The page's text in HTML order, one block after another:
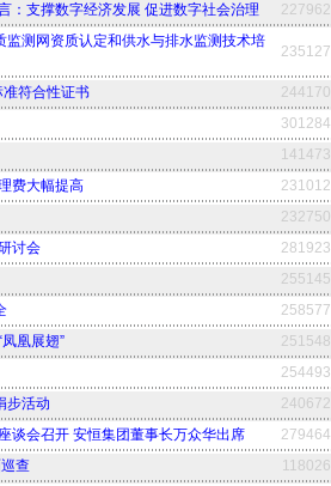
：支撑数字经济发展 促进数字社会治理 227962
监测网资质认定和供水与排水监测技术培
235127
符合性证书
244170
301284
141473
费大幅提高
231012
232750
讨会
281923
255145
258577
凰展翅”
251548
254493
步活动
240672
谈会召开 安恒集团董事长万众华出席
279464
查
118026